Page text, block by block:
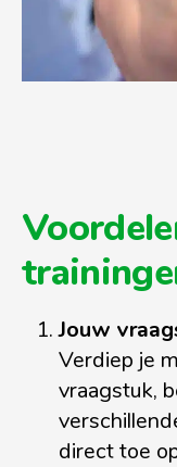
Jouw
Verdiep je
vraagstuk,
direct toe